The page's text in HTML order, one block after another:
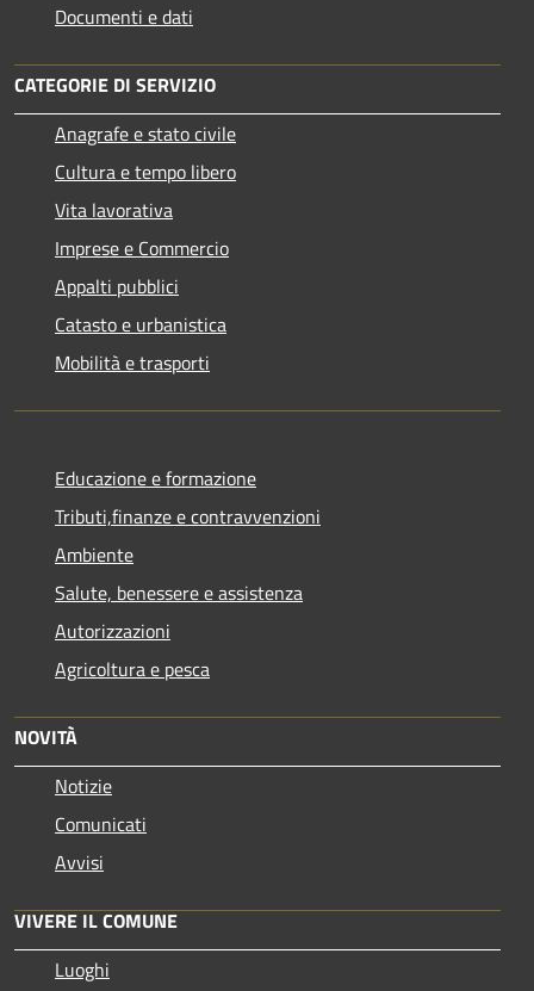
Documenti e dati
CATEGORIE DI SERVIZIO
Anagrafe e stato civile
Cultura e tempo libero
Vita lavorativa
Imprese e Commercio
Appalti pubblici
Catasto e urbanistica
Mobilità e trasporti
Educazione e formazione
Tributi,finanze e contravvenzioni
Ambiente
Salute, benessere e assistenza
Autorizzazioni
Agricoltura e pesca
NOVITÀ
Notizie
Comunicati
Avvisi
VIVERE IL COMUNE
Luoghi